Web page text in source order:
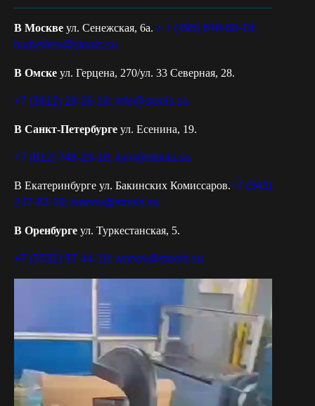
В Москве ул. Сенежская, 6а. + 7 (495) 648-60-18;
hudyshev@stools.su
В Омске ул. Герцена, 270/ул. 33 Северная, 28.
+7 (3812) 28-26-18; info@stools.su
В Санкт-Петербурге ул. Есенина, 19.
+7 (812) 748-23-18; ilyin@stools.su
В Екатеринбурге ул. Бакинских Комиссаров.+7 (343)
247-83-18; ivanov@stools.su
В Оренбурге ул. Туркестанская, 5.
+7 (3532) 97-44-18; ivanov@stools.su